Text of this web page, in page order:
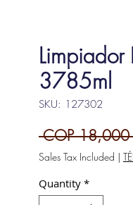
Limpiador
3785ml
SKU: 127302
COP
Sales Tax Included |
Quantity *